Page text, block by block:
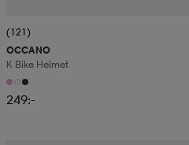
(121)
OCCANO
K Bike Helmet
249:-